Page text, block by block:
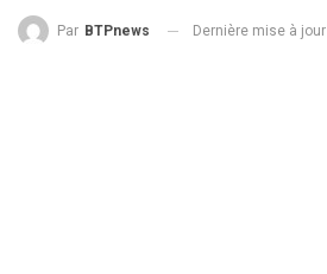
Par BTPnews Dernière mise à jour